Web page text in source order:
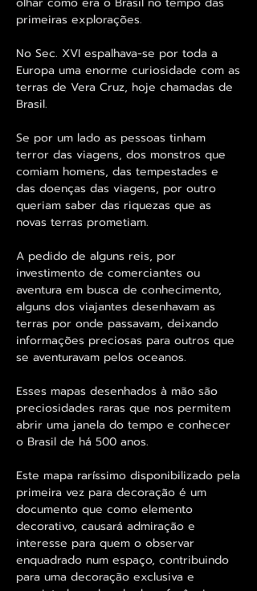
primeiras explorações.
No Sec. XVI espalhava-se por toda a
Europa uma enorme curiosidade com as
terras de Vera Cruz, hoje chamadas de
Brasil.
Se por um lado as pessoas tinham
terror das viagens, dos monstros que
comiam homens, das tempestades e
das doenças das viagens, por outro
queriam saber das riquezas que as
novas terras prometiam.
A pedido de alguns reis, por
investimento de comerciantes ou
aventura em busca de conhecimento,
alguns dos viajantes desenhavam as
terras por onde passavam, deixando
informações preciosas para outros que
se aventuravam pelos oceanos.
Esses mapas desenhados à mão são
preciosidades raras que nos permitem
abrir uma janela do tempo e conhecer
o Brasil de há 500 anos.
Este mapa raríssimo disponibilizado pela
primeira vez para decoração é um
documento que como elemento
decorativo, causará admiração e
interesse para quem o observar
enquadrado num espaço, contribuindo
para uma decoração exclusiva e